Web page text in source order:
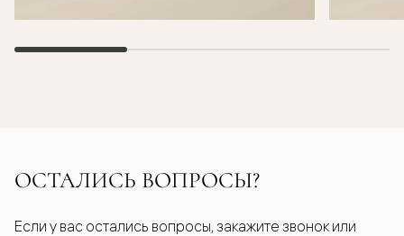
ОСТАЛИСЬ ВОПРОСЫ?
Если у вас остались вопросы, закажите звонок или